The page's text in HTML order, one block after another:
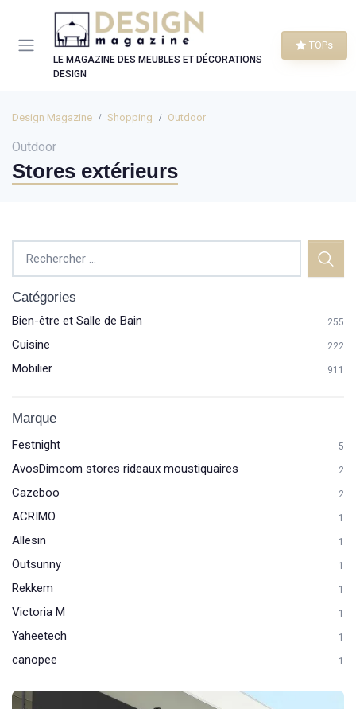
LE MAGAZINE DES MEUBLES ET DÉCORATIONS
DESIGN
TOPs
Design Magazine Shopping Outdoor
Outdoor
Stores extérieurs
Catégories
Bien-être et Salle de Bain 255
Cuisine 222
Mobilier 911
Marque
Festnight 5
AvosDimcom stores rideaux moustiquaires 2
Cazeboo 2
ACRIMO 1
Allesin 1
Outsunny 1
Rekkem 1
Victoria M 1
Yaheetech 1
canopee 1
Panneau de gestion des cookies